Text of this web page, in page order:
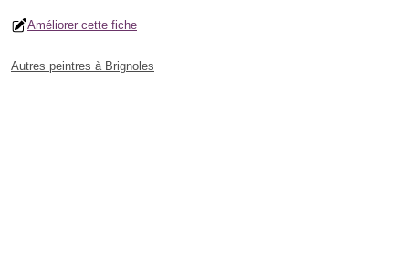
Améliorer cette fiche
Autres peintres à Brignoles